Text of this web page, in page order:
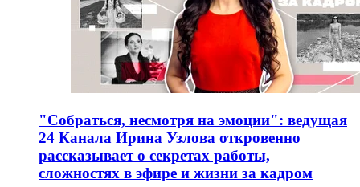
"Собраться, несмотря на эмоции": ведущая
24 Канала Ирина Узлова откровенно
рассказывает о секретах работы,
сложностях в эфире и жизни за кадром